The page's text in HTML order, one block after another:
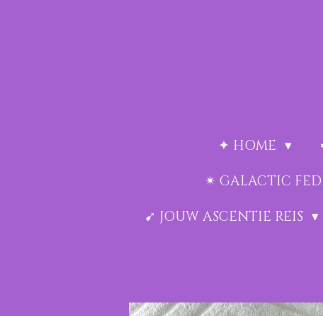
✦ HOME
✴︎ GALACTIC
➹ JOUW ASCENTIE REIS